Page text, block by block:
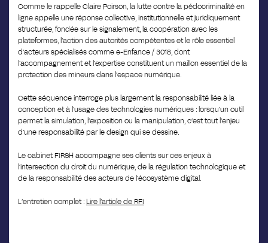
Comme le rappelle Claire Poirson, la lutte contre la pédocriminalité en
ligne appelle une réponse collective, institutionnelle et juridiquement
structurée, fondée sur le signalement, la coopération avec les
plateformes, l’action des autorités compétentes et le rôle essentiel
d’acteurs spécialisés comme e-Enfance / 3018, dont
l’accompagnement et l’expertise constituent un maillon essentiel de la
protection des mineurs dans l’espace numérique.
Cette séquence interroge plus largement la responsabilité liée à la
conception et à l’usage des technologies numériques : lorsqu’un outil
permet la simulation, l’exposition ou la manipulation, c’est tout l’enjeu
d’une responsabilité par le design qui se dessine.
Le cabinet FIRSH accompagne ses clients sur ces enjeux à
l’intersection du droit du numérique, de la régulation technologique et
de la responsabilité des acteurs de l’écosystème digital.
L’entretien complet : Lire l’article de RFI